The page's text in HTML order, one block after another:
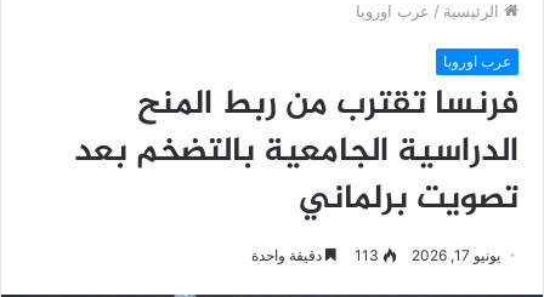
الرئيسية / عرب اوروبا
عرب اوروبا
فرنسا تقترب من ربط المنح
الدراسية الجامعية بالتضخم بعد
تصويت برلماني
يونيو 17, 2026 113 دقيقة واحدة